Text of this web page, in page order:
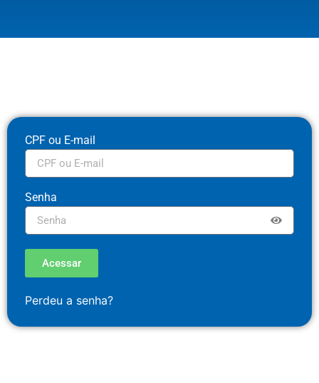
CPF ou E-mail
Senha
Acessar
Perdeu a senha?